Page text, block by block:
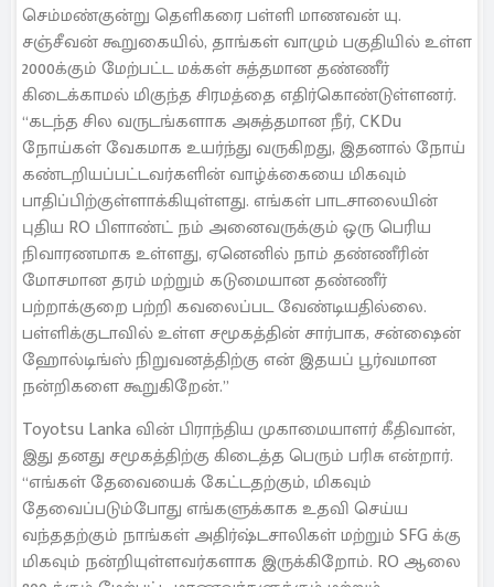
செம்மண்குன்று தெளிகரை பள்ளி மாணவன் யு.
சஞ்சீவன் கூறுகையில், தாங்கள் வாழும் பகுதியில் உள்ள
2000க்கும் மேற்பட்ட மக்கள் சுத்தமான தண்ணீர்
கிடைக்காமல் மிகுந்த சிரமத்தை எதிர்கொண்டுள்ளனர்.
“கடந்த சில வருடங்களாக அசுத்தமான நீர், CKDu
நோய்கள் வேகமாக உயர்ந்து வருகிறது, இதனால் நோய்
கண்டறியப்பட்டவர்களின் வாழ்க்கையை மிகவும்
பாதிப்பிற்குள்ளாக்கியுள்ளது. எங்கள் பாடசாலையின்
புதிய RO பிளாண்ட் நம் அனைவருக்கும் ஒரு பெரிய
நிவாரணமாக உள்ளது, ஏனெனில் நாம் தண்ணீரின்
மோசமான தரம் மற்றும் கடுமையான தண்ணீர்
பற்றாக்குறை பற்றி கவலைப்பட வேண்டியதில்லை.
பள்ளிக்குடாவில் உள்ள சமூகத்தின் சார்பாக, சன்ஷைன்
ஹோல்டிங்ஸ் நிறுவனத்திற்கு என் இதயப் பூர்வமான
நன்றிகளை கூறுகிறேன்.”
Toyotsu Lanka வின் பிராந்திய முகாமையாளர் கீதிவான்,
இது தனது சமூகத்திற்கு கிடைத்த பெரும் பரிசு என்றார்.
“எங்கள் தேவையைக் கேட்டதற்கும், மிகவும்
தேவைப்படும்போது எங்களுக்காக உதவி செய்ய
வந்ததற்கும் நாங்கள் அதிர்ஷ்டசாலிகள் மற்றும் SFG க்கு
மிகவும் நன்றியுள்ளவர்களாக இருக்கிறோம். RO ஆலை